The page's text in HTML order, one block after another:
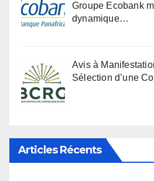
Groupe Ecobank
dynamique…
Avis à
Sélection d’une
Articles Récents